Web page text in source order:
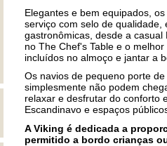
Elegantes e bem equipados,
serviço com selo de
gastronômicas, desde a
no The Chef's Table e o
incluídos no almoço e jantar a
Os navios de pequeno porte
simplesmente não podem
relaxar e desfrutar do conforto
Escandinavo e espaços
A Viking é dedicada a
permitido a bordo crianças